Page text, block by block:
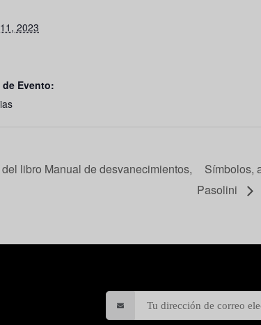
2023
Evento:
libro Manual de desvanecimientos,
Símbolos,
Pasolini